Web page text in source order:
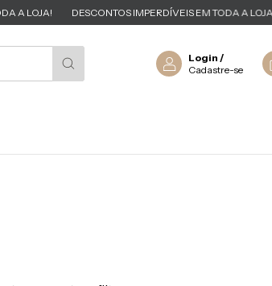
A LOJA! DESCONTOS IMPERDÍVEIS EM TODA A LOJA !!
Login /
Cadastre-se